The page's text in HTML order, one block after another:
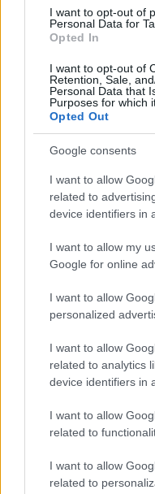
I want to opt-out of
Personal Data for
Opted In
I want to opt-out of
Retention, Sale,
Personal Data that
Purposes for which
Opted Out
Google consents
I want to allow
related to
device identifiers in
I want to allow my
Google for online
I want to allow
personalized
I want to allow
related to analytics
device identifiers in
I want to allow
related to
I want to allow
related to
Υπουργείο
BEST OF
Ολυμπιακός: